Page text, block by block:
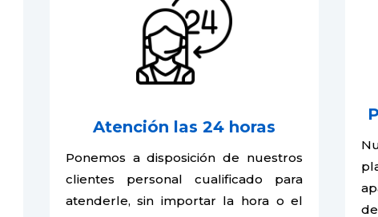
Atención las 24 horas
Ponemos a disposición de nuestros
clientes personal cualificado para
atenderle, sin importar la hora o el